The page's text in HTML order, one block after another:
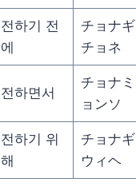
전하기 전
에
チョナギ
チョネ
전하면서
チョナミ
ョンソ
전하기 위
해
チョナギ
ウィヘ